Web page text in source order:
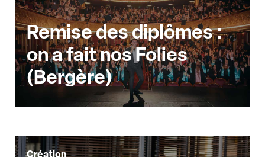
Remise des diplômes :
on a fait nos Folies
(Bergère)
Création